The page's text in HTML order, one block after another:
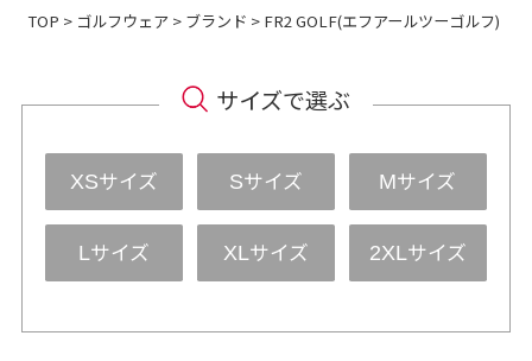
TOP > ゴルフウェア > ブランド > FR2 GOLF(エフアールツーゴルフ)
サイズで選ぶ
XSサイズ Sサイズ Mサイズ
Lサイズ XLサイズ 2XLサイズ